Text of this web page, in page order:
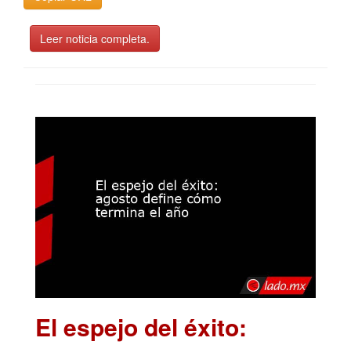
Leer noticia completa.
El espejo del éxito: